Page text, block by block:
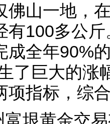
佛山一地，
有100多公
成全年90%
了巨大的涨
项指标，综
黄金交易